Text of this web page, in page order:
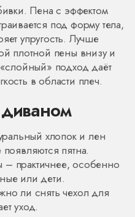
Пена с эффектом
под форму тела,
упругость. Лучше
плотной пены внизу и
подход даёт
в области плеч.
хлопок и лен
пятна.
практичнее, особенно
или дети.
ли снять чехол для
уход.